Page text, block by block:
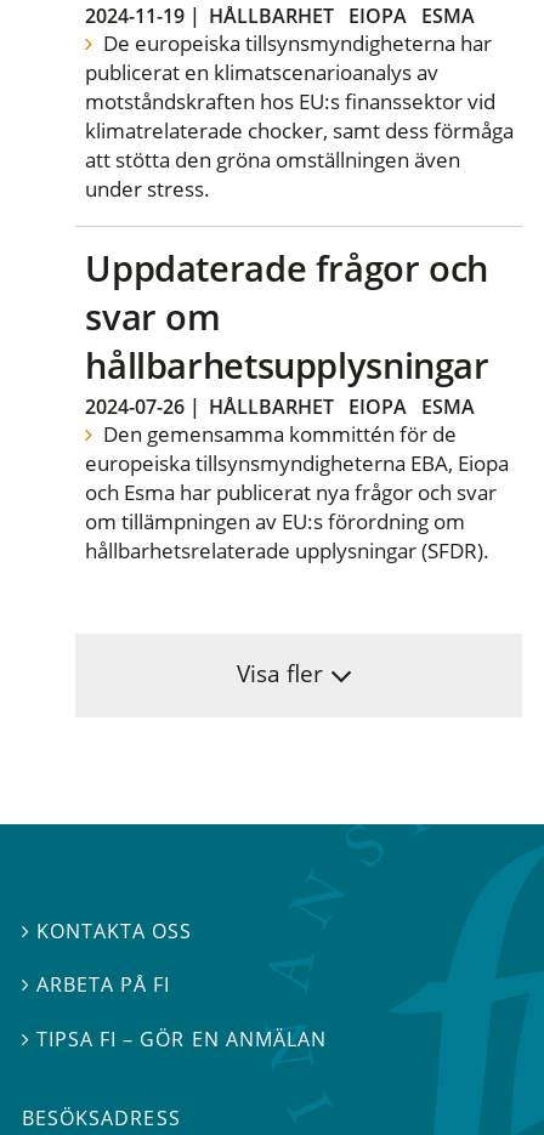
2024-11-19 | HÅLLBARHET EIOPA ESMA
De europeiska tillsynsmyndigheterna har
publicerat en klimatscenarioanalys av
motståndskraften hos EU:s finanssektor vid
klimatrelaterade chocker, samt dess förmåga
att stötta den gröna omställningen även
under stress.
Uppdaterade frågor och
svar om
hållbarhetsupplysningar
2024-07-26 | HÅLLBARHET EIOPA ESMA
Den gemensamma kommittén för de
europeiska tillsynsmyndigheterna EBA, Eiopa
och Esma har publicerat nya frågor och svar
om tillämpningen av EU:s förordning om
hållbarhetsrelaterade upplysningar (SFDR).
Visa fler
 KONTAKTA OSS
ARBETA PÅ FI
TIPSA FI – GÖR EN ANMÄLAN
BESÖKSADRESS